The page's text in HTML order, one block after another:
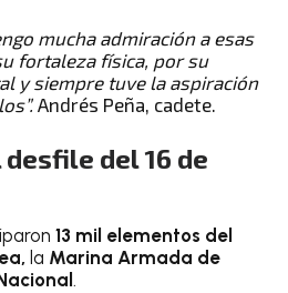
mucha admiración a esas
fortaleza física, por su
y siempre tuve la aspiración
Andrés Peña, cadete.
del 16 de
13 mil elementos del
la Marina Armada de
.